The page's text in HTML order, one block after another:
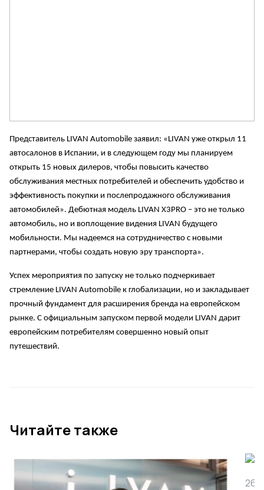
Представитель LIVAN Automobile заявил: «LIVAN уже открыл 11
автосалонов в Испании, и в следующем году мы планируем
открыть 15 новых дилеров, чтобы повысить качество
обслуживания местных потребителей и обеспечить удобство и
эффективность покупки и послепродажного обслуживания
автомобилей». Дебютная модель LIVAN X3PRO – это не только
автомобиль, но и воплощение видения LIVAN будущего
мобильности. Мы надеемся на сотрудничество с новыми
партнерами, чтобы создать новую эру транспорта».
Успех мероприятия по запуску не только подчеркивает
стремление LIVAN Automobile к глобализации, но и закладывает
прочный фундамент для расширения бренда на европейском
рынке. С официальным запуском первой модели LIVAN дарит
европейским потребителям совершенно новый опыт
путешествий.
Читайте также
26